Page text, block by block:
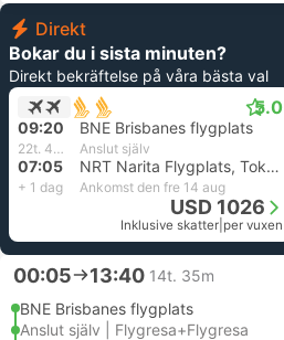
Direkt
Bokar du i sista minuten?
Direkt bekräftelse på våra bästa val
5.0
09:20 BNE Brisbanes flygplats
22t. 45m Anslut själv
07:05 NRT Narita Flygplats, Tokyo
+ 1 dag Ankomst den fre 14 aug
USD 1026
Inklusive skatter per vuxen
00:05 13:40 14t. 35m
BNE Brisbanes flygplats
Anslut själv | Flygresa+Flygresa